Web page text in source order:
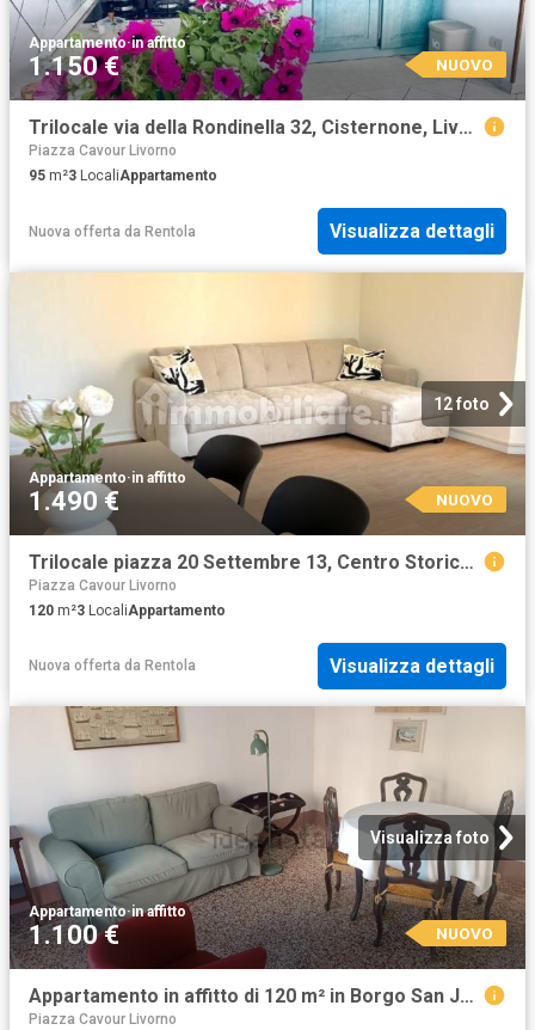
Appartamento·in affitto
1.150 € NUOVO
Trilocale via della Rondinella 32, Cisternone, Livorno
Piazza Cavour Livorno
95 m²3 LocaliAppartamento
Nuova offerta da Rentola Visualizza dettagli
12 foto
Appartamento·in affitto
1.490 € NUOVO
Trilocale piazza 20 Settembre 13, Centro Storico, Forlì
Piazza Cavour Livorno
120 m²3 LocaliAppartamento
Nuova offerta da Rentola Visualizza dettagli
Visualizza foto
Appartamento·in affitto
1.100 € NUOVO
Appartamento in affitto di 120 m² in Borgo San Jacopo, 150
Piazza Cavour Livorno